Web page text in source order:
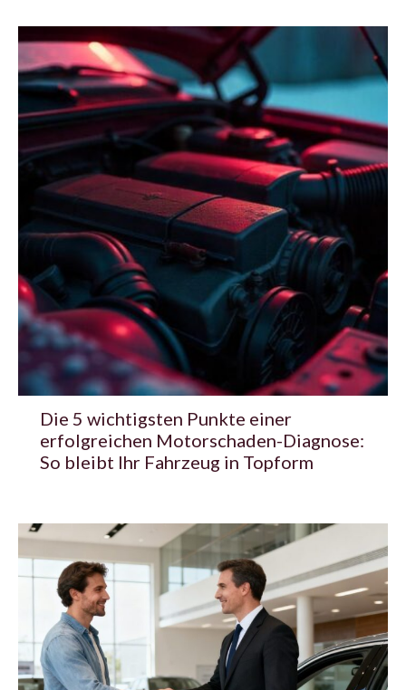
Die 5 wichtigsten Punkte einer
erfolgreichen Motorschaden-Diagnose:
So bleibt Ihr Fahrzeug in Topform